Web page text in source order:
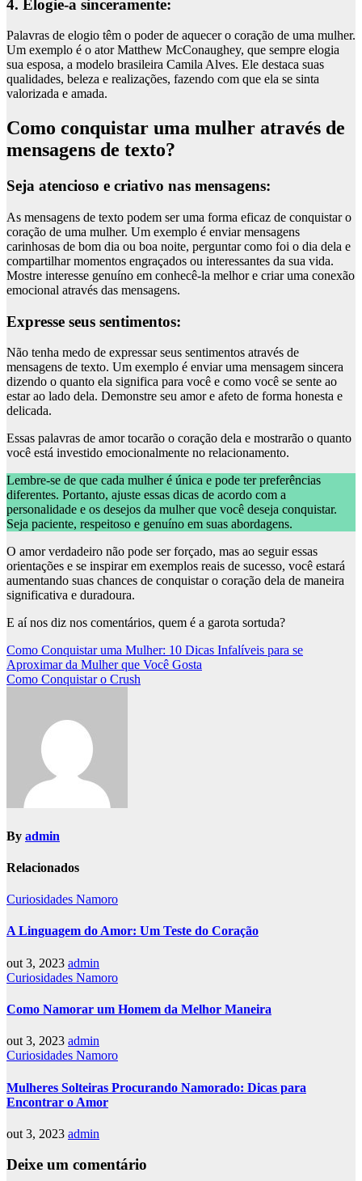
4. Elogie-a sinceramente:
Palavras de elogio têm o poder de aquecer o coração de uma mulher.
Um exemplo é o ator Matthew McConaughey, que sempre elogia
sua esposa, a modelo brasileira Camila Alves. Ele destaca suas
qualidades, beleza e realizações, fazendo com que ela se sinta
valorizada e amada.
Como conquistar uma mulher através de
mensagens de texto?
Seja atencioso e criativo nas mensagens:
As mensagens de texto podem ser uma forma eficaz de conquistar o
coração de uma mulher. Um exemplo é enviar mensagens
carinhosas de bom dia ou boa noite, perguntar como foi o dia dela e
compartilhar momentos engraçados ou interessantes da sua vida.
Mostre interesse genuíno em conhecê-la melhor e criar uma conexão
emocional através das mensagens.
Expresse seus sentimentos:
Não tenha medo de expressar seus sentimentos através de
mensagens de texto. Um exemplo é enviar uma mensagem sincera
dizendo o quanto ela significa para você e como você se sente ao
estar ao lado dela. Demonstre seu amor e afeto de forma honesta e
delicada.
Essas palavras de amor tocarão o coração dela e mostrarão o quanto
você está investido emocionalmente no relacionamento.
Lembre-se de que cada mulher é única e pode ter preferências
diferentes. Portanto, ajuste essas dicas de acordo com a
personalidade e os desejos da mulher que você deseja conquistar.
Seja paciente, respeitoso e genuíno em suas abordagens.
O amor verdadeiro não pode ser forçado, mas ao seguir essas
orientações e se inspirar em exemplos reais de sucesso, você estará
aumentando suas chances de conquistar o coração dela de maneira
significativa e duradoura.
E aí nos diz nos comentários, quem é a garota sortuda?
Navegação
de
Como Conquistar uma Mulher: 10 Dicas Infalíveis para se
Aproximar da Mulher que Você Gosta
Como Conquistar o Crush
By admin
Relacionados
Curiosidades Namoro
A Linguagem do Amor: Um Teste do Coração
out 3, 2023 admin
Curiosidades Namoro
Como Namorar um Homem da Melhor Maneira
out 3, 2023 admin
Curiosidades Namoro
Mulheres Solteiras Procurando Namorado: Dicas para
Encontrar o Amor
out 3, 2023 admin
Deixe um comentário